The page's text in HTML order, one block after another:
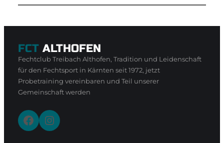
FCT ALTHOFEN
Fechtclub Treibach Althofen, Tradition und Leidenschaft
für den Fechtsport in Kärnten seit 1972, jetzt
Probetraining vereinbaren und Teil unserer
Gemeinschaft werden
Facebook Instagram